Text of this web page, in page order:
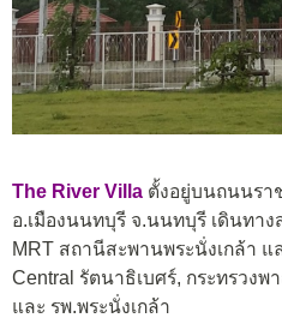
The River Villa ตั้งอยู่บนถนนร
อ.เมืองนนทบุรี จ.นนทบุรี เดินทา
MRT สถานีสะพานพระนั่งเกล้า
Central รัตนาธิเบศร์, กระทรวง
และ รพ.พระนั่งเกล้า